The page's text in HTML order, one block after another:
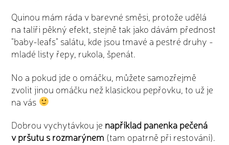
Quinou mám ráda v barevné směsi, protože udělá
na talíři pěkný efekt, stejně tak jako dávám přednost
"baby-leafs" salátu, kde jsou tmavé a pestré druhy -
mladé listy řepy, rukola, špenát.
No a pokud jde o omáčku, můžete samozřejmě
zvolit jinou omáčku než klasickou pepřovku, to už je
na vás
Dobrou vychytávkou je například panenka pečená
v pršutu s rozmarýnem (tam opatrně při restování).